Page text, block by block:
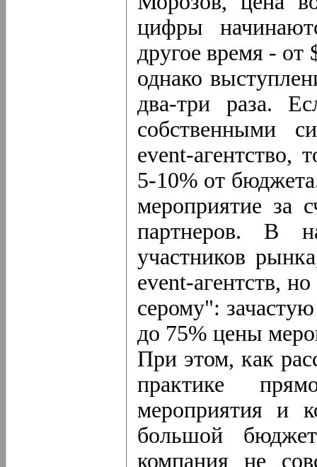
цифры
другое время - от
однако
два-три раза.
собственными
event-агентство,
5-10% от
мероприятие за
партнеров. В
участников
event-агентств,
серому":
до 75% цены
При этом, как
практике
мероприятия и
большой
компания не